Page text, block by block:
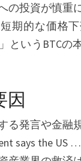
の投資が慎重
期的な価格
というBTCの
因
発言や金融
says the US